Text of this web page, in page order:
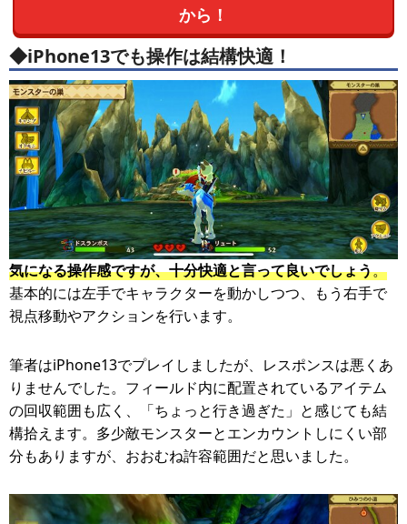
から！
◆iPhone13でも操作は結構快適！
気になる操作感ですが、十分快適と言って良いでしょう。
基本的には左手でキャラクターを動かしつつ、もう右手で
視点移動やアクションを行います。
筆者はiPhone13でプレイしましたが、レスポンスは悪くあ
りませんでした。フィールド内に配置されているアイテム
の回収範囲も広く、「ちょっと行き過ぎた」と感じても結
構拾えます。多少敵モンスターとエンカウントしにくい部
分もありますが、おおむね許容範囲だと思いました。